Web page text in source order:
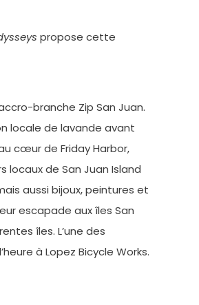
propose cette
branche Zip San Juan.
locale de lavande avant
cœur de Friday Harbor,
locaux de San Juan Island
aussi bijoux, peintures et
escapade aux îles San
îles. L’une des
à Lopez Bicycle Works.